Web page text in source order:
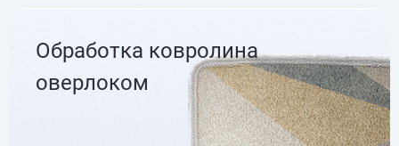
Обработка ковролина
оверлоком